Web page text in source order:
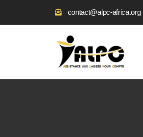
contact@alpc-africa.org